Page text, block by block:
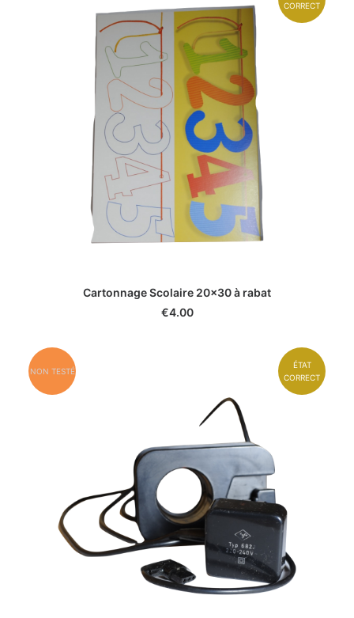
CORRECT
Cartonnage Scolaire 20x30 à rabat
€4.00
NON TESTÉ
ÉTAT
CORRECT